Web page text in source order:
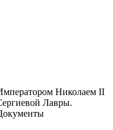
Николаем II
Лавры.